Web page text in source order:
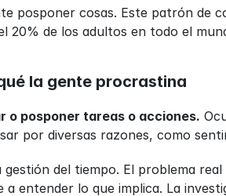
posponer cosas. Este patrón de
20% de los adultos en todo el
la gente procrastina
o posponer tareas o acciones.
por diversas razones, como
del tiempo. El problema
entender lo que implica. La